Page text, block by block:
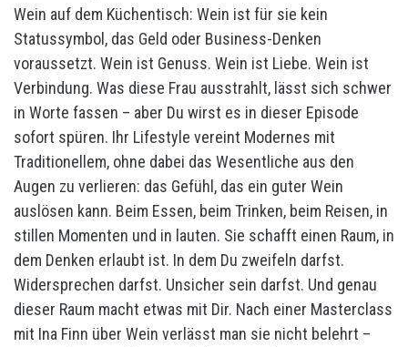
Wein auf dem Küchentisch: Wein ist für sie kein
Statussymbol, das Geld oder Business-Denken
voraussetzt. Wein ist Genuss. Wein ist Liebe. Wein ist
Verbindung. Was diese Frau ausstrahlt, lässt sich schwer
in Worte fassen – aber Du wirst es in dieser Episode
sofort spüren. Ihr Lifestyle vereint Modernes mit
Traditionellem, ohne dabei das Wesentliche aus den
Augen zu verlieren: das Gefühl, das ein guter Wein
auslösen kann. Beim Essen, beim Trinken, beim Reisen, in
stillen Momenten und in lauten. Sie schafft einen Raum, in
dem Denken erlaubt ist. In dem Du zweifeln darfst.
Widersprechen darfst. Unsicher sein darfst. Und genau
dieser Raum macht etwas mit Dir. Nach einer Masterclass
mit Ina Finn über Wein verlässt man sie nicht belehrt –